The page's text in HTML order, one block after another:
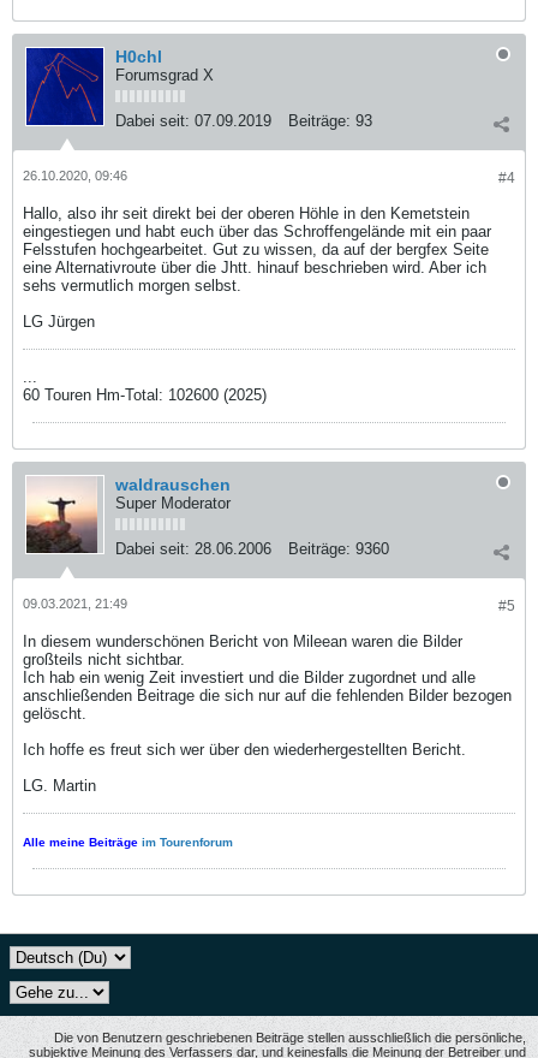
H0chl
Forumsgrad X
Dabei seit: 07.09.2019 Beiträge: 93
#4
26.10.2020, 09:46
Hallo, also ihr seit direkt bei der oberen Höhle in den Kemetstein
eingestiegen und habt euch über das Schroffengelände mit ein paar
Felsstufen hochgearbeitet. Gut zu wissen, da auf der bergfex Seite
eine Alternativroute über die Jhtt. hinauf beschrieben wird. Aber ich
sehs vermutlich morgen selbst.
LG Jürgen
...
60 Touren Hm-Total: 102600 (2025)
waldrauschen
Super Moderator
Dabei seit: 28.06.2006 Beiträge: 9360
#5
09.03.2021, 21:49
In diesem wunderschönen Bericht von Mileean waren die Bilder
großteils nicht sichtbar.
Ich hab ein wenig Zeit investiert und die Bilder zugordnet und alle
anschließenden Beitrage die sich nur auf die fehlenden Bilder bezogen
gelöscht.
Ich hoffe es freut sich wer über den wiederhergestellten Bericht.
LG. Martin
Alle meine Beiträge im Tourenforum
Die von Benutzern geschriebenen Beiträge stellen ausschließlich die persönliche,
subjektive Meinung des Verfassers dar, und keinesfalls die Meinung der Betreiber und